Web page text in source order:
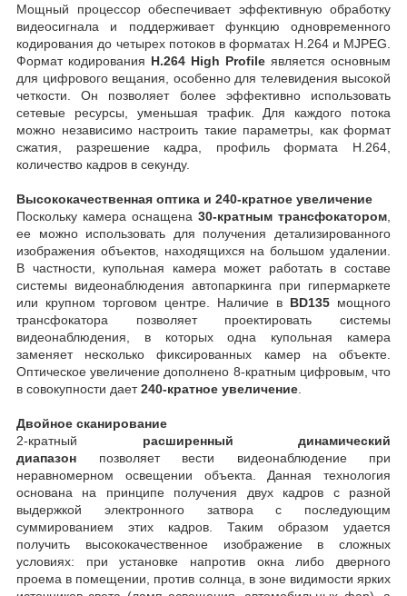
Мощный процессор обеспечивает эффективную обработку
видеосигнала и поддерживает функцию одновременного
кодирования до четырех потоков в форматах H.264 и MJPEG.
Формат кодирования Н.264 High Profile является основным
для цифрового вещания, особенно для телевидения высокой
четкости. Он позволяет более эффективно использовать
сетевые ресурсы, уменьшая трафик. Для каждого потока
можно независимо настроить такие параметры, как формат
сжатия, разрешение кадра, профиль формата H.264,
количество кадров в секунду.
Высококачественная оптика и 240-кратное увеличение
Поскольку камера оснащена 30-кратным трансфокатором
ее можно использовать для получения детализированного
изображения объектов, находящихся на большом удалении.
В частности, купольная камера может работать в составе
системы видеонаблюдения автопаркинга при гипермаркете
или крупном торговом центре. Наличие в BD135 мощного
трансфокатора позволяет проектировать системы
видеонаблюдения, в которых одна купольная камера
заменяет несколько фиксированных камер на объекте.
Оптическое увеличение дополнено 8-кратным цифровым, что
в совокупности дает240-кратное увеличение
Двойное сканирование
2-кратный расширенный динамический
диапазон позволяет вести видеонаблюдение при
неравномерном освещении объекта. Данная технология
основана на принципе получения двух кадров с разной
выдержкой электронного затвора с последующим
суммированием этих кадров. Таким образом удается
получить высококачественное изображение в сложных
условиях: при установке напротив окна либо дверного
проема в помещении, против солнца, в зоне видимости ярких